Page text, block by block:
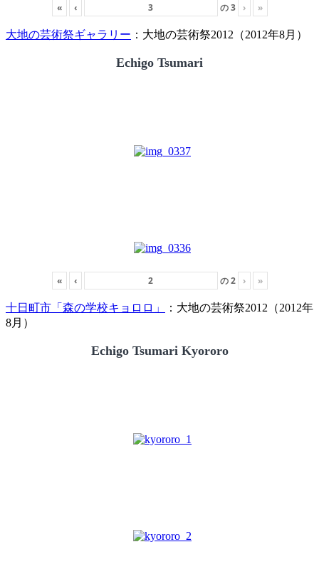
« ‹ の3 › »
大地の芸術祭ギャラリー ：大地の芸術祭2012（2012年8月）
Echigo Tsumari
« ‹ の2 › »
十日町市「森の学校キョロロ」
：大地の芸術祭2012（2012年
8月）
Echigo Tsumari Kyororo